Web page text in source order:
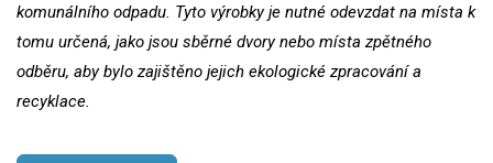
komunálního odpadu. Tyto výrobky je nutné odevzdat na místa k
tomu určená, jako jsou sběrné dvory nebo místa zpětného
odběru, aby bylo zajištěno jejich ekologické zpracování a
recyklace.